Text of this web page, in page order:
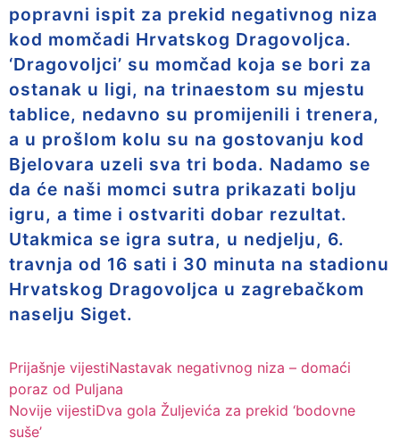
popravni ispit za prekid negativnog niza
kod momčadi Hrvatskog Dragovoljca.
‘Dragovoljci’ su momčad koja se bori za
ostanak u ligi, na trinaestom su mjestu
tablice, nedavno su promijenili i trenera,
a u prošlom kolu su na gostovanju kod
Bjelovara uzeli sva tri boda. Nadamo se
da će naši momci sutra prikazati bolju
igru, a time i ostvariti dobar rezultat.
Utakmica se igra sutra, u nedjelju, 6.
travnja od 16 sati i 30 minuta na stadionu
Hrvatskog Dragovoljca u zagrebačkom
naselju Siget.
Prijašnje vijestiNastavak negativnog niza – domaći
poraz od Puljana
Novije vijestiDva gola Žuljevića za prekid ‘bodovne
suše’